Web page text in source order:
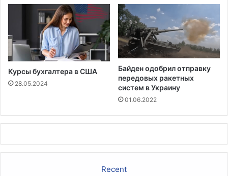
т
л
и
и
а
Курсы бухгалтера в США
28.05.2024
Байден одобрил отправку
передовых ракетных
систем в Украину
01.06.2022
Recent